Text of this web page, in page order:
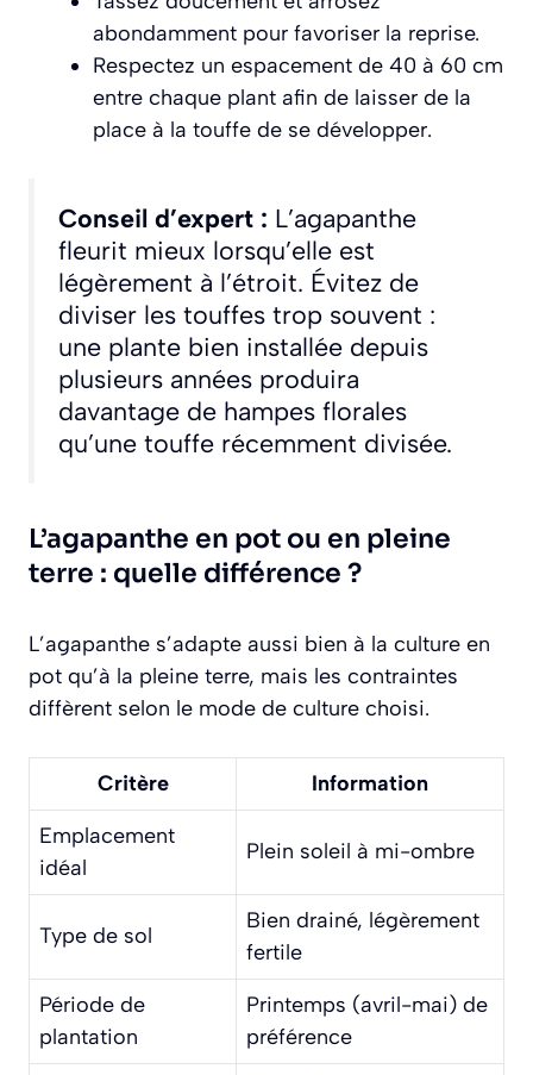
abondamment pour favoriser la reprise.
Respectez un espacement de 40 à 60 cm
entre chaque plant afin de laisser de la
place à la touffe de se développer.
Conseil d’expert : L’agapanthe
fleurit mieux lorsqu’elle est
légèrement à l’étroit. Évitez de
diviser les touffes trop souvent :
une plante bien installée depuis
plusieurs années produira
davantage de hampes florales
qu’une touffe récemment divisée.
L’agapanthe en pot ou en pleine
terre : quelle différence ?
L’agapanthe s’adapte aussi bien à la culture en
pot qu’à la pleine terre, mais les contraintes
diffèrent selon le mode de culture choisi.
Critère
Information
Emplacement
idéal
Plein soleil à mi-ombre
Type de sol
Bien drainé, légèrement
fertile
Période de
plantation
Printemps (avril-mai) de
préférence